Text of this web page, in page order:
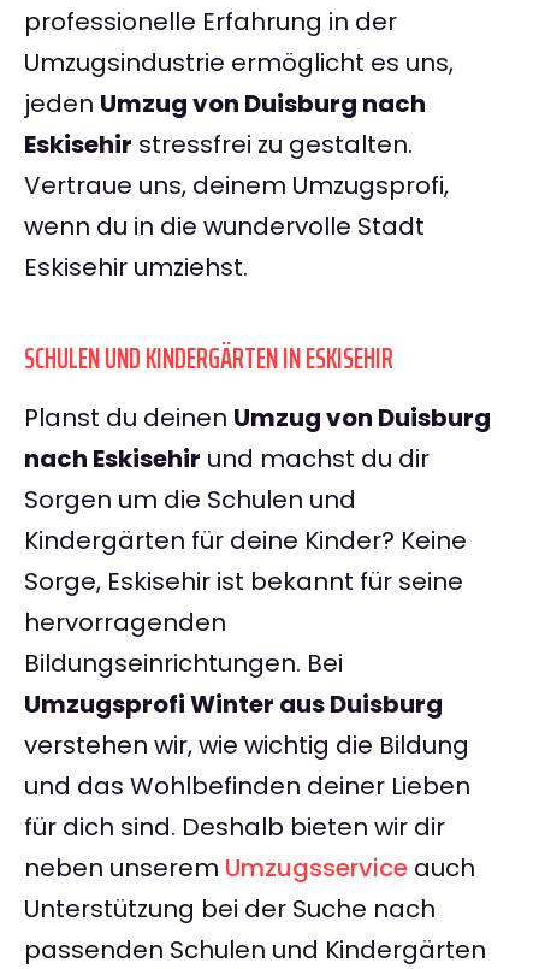
professionelle Erfahrung in der
Umzugsindustrie ermöglicht es uns,
jeden Umzug von Duisburg nach
Eskisehir stressfrei zu gestalten.
Vertraue uns, deinem Umzugsprofi,
wenn du in die wundervolle Stadt
Eskisehir umziehst.
SCHULEN UND KINDERGÄRTEN IN ESKISEHIR
Planst du deinen Umzug von Duisburg
nach Eskisehir und machst du dir
Sorgen um die Schulen und
Kindergärten für deine Kinder? Keine
Sorge, Eskisehir ist bekannt für seine
hervorragenden
Bildungseinrichtungen. Bei
Umzugsprofi Winter aus Duisburg
verstehen wir, wie wichtig die Bildung
und das Wohlbefinden deiner Lieben
für dich sind. Deshalb bieten wir dir
neben unserem Umzugsservice auch
Unterstützung bei der Suche nach
passenden Schulen und Kindergärten